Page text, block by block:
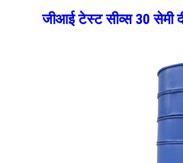
जीआई टेस्ट सीव्स 30 सेमी